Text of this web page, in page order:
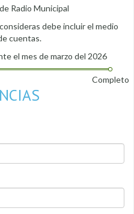
Radio Municipal
debe incluir el medio
cuentas.
el mes de marzo del 2026
Completo